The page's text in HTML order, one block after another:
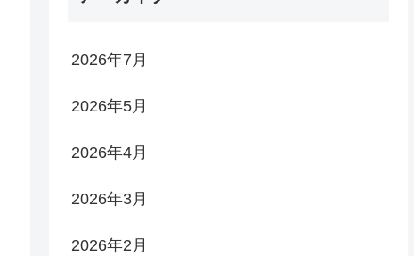
2026年7月
2026年5月
2026年4月
2026年3月
2026年2月